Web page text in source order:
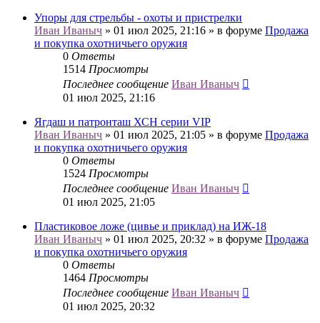
Упоры для стрельбы - охоты и пристрелки
Иван Иваныч » 01 июл 2025, 21:16 » в форуме Продажа
и покупка охотничьего оружия
0 Ответы
1514 Просмотры
Последнее сообщение Иван Иваныч
01 июл 2025, 21:16
Ягдаш и патронташ ХСН серии VIP
Иван Иваныч » 01 июл 2025, 21:05 » в форуме Продажа
и покупка охотничьего оружия
0 Ответы
1524 Просмотры
Последнее сообщение Иван Иваныч
01 июл 2025, 21:05
Пластиковое ложе (цивье и приклад) на ИЖ-18
Иван Иваныч » 01 июл 2025, 20:32 » в форуме Продажа
и покупка охотничьего оружия
0 Ответы
1464 Просмотры
Последнее сообщение Иван Иваныч
01 июл 2025, 20:32